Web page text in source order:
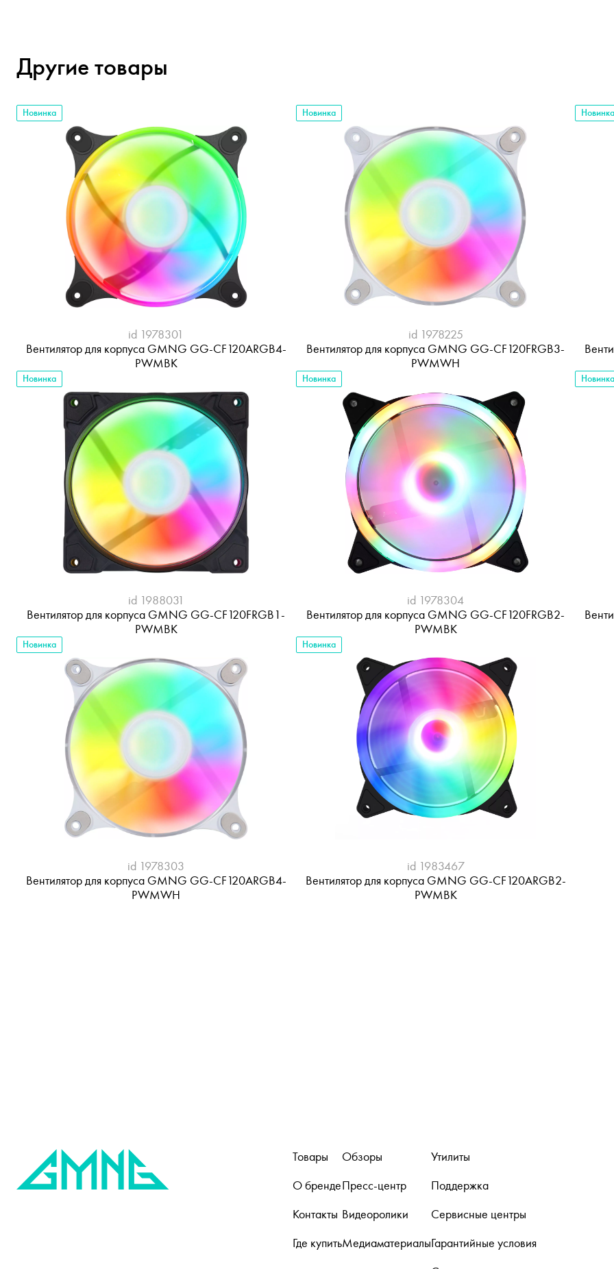
Другие товары
Новинка
id 1978301
Вентилятор для корпуса GMNG GG-CF120ARGB4-
PWMBK
Новинка
id 1978225
Вентилятор для корпуса GMNG GG-CF120FRGB3-
PWMWH
Новинка
id 1988031
Вентилятор для корпуса GMNG GG-CF120FRGB1-
PWMBK
Новинка
id 1978304
Вентилятор для корпуса GMNG GG-CF120FRGB2-
PWMBK
Новинка
id 1978303
Вентилятор для корпуса GMNG GG-CF120ARGB4-
PWMWH
Новинка
id 1983467
Вентилятор для корпуса GMNG GG-CF120ARGB2-
PWMBK
Товары
О бренде
Контакты
Где купить
Обзоры
Пресс-центр
Видеоролики
Медиаматериалы
Утилиты
Поддержка
Сервисные центры
Гарантийные условия